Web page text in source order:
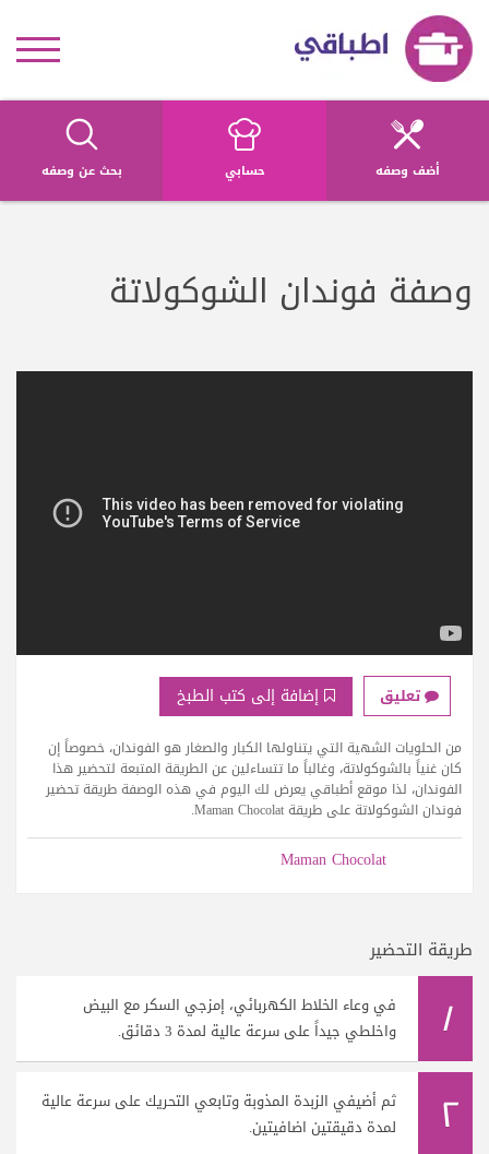
أضف وصفه حسابي بحث عن وصفه
وصفة فوندان الشوكولاتة
تعليق إضافة إلى كتب الطبخ
من الحلويات الشهية التي يتناولها الكبار والصغار هو الفوندان، خصوصاً إن
كان غنياً بالشوكولاتة، وغالباً ما تتساءلين عن الطريقة المتبعة لتحضير هذا
الفوندان، لذا موقع أطباقي يعرض لك اليوم في هذه الوصفة طريقة تحضير
فوندان الشوكولاتة على طريقة Maman Chocolat.
Maman Chocolat
طريقة التحضير
١
في وعاء الخلاط الكهربائي، إمزجي السكر مع البيض
واخلطي جيداً على سرعة عالية لمدة 3 دقائق.
٢
ثم أضيفي الزبدة المذوبة وتابعي التحريك على سرعة عالية
لمدة دقيقتين اضافيتين.